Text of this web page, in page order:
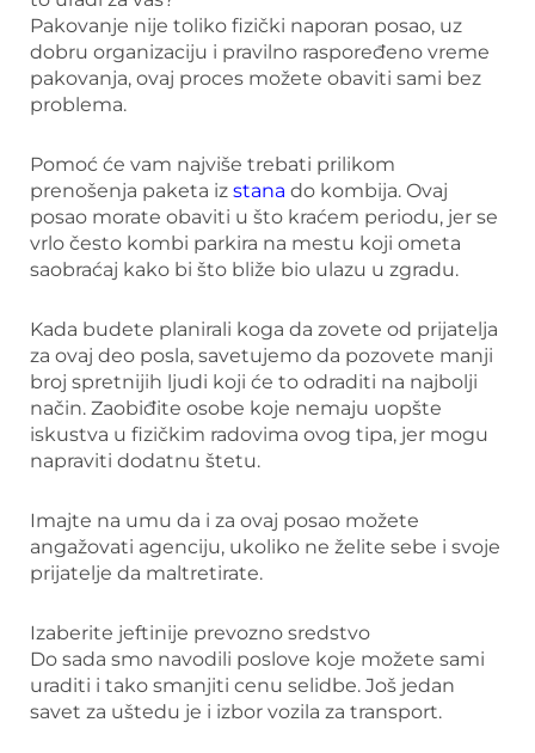
Pakovanje nije toliko fizički naporan posao, uz
dobru organizaciju i pravilno raspoređeno vreme
pakovanja, ovaj proces možete obaviti sami bez
problema.
Pomoć će vam najviše trebati prilikom
prenošenja paketa iz stana do kombija. Ovaj
posao morate obaviti u što kraćem periodu, jer se
vrlo često kombi parkira na mestu koji ometa
saobraćaj kako bi što bliže bio ulazu u zgradu.
Kada budete planirali koga da zovete od prijatelja
za ovaj deo posla, savetujemo da pozovete manji
broj spretnijih ljudi koji će to odraditi na najbolji
način. Zaobiđite osobe koje nemaju uopšte
iskustva u fizičkim radovima ovog tipa, jer mogu
napraviti dodatnu štetu.
Imajte na umu da i za ovaj posao možete
angažovati agenciju, ukoliko ne želite sebe i svoje
prijatelje da maltretirate.
Izaberite jeftinije prevozno sredstvo
Do sada smo navodili poslove koje možete sami
uraditi i tako smanjiti cenu selidbe. Još jedan
savet za uštedu je i izbor vozila za transport.